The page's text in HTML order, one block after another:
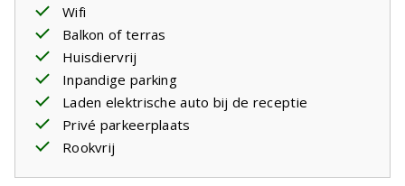
Wifi
Balkon of terras
Huisdiervrij
Inpandige parking
Laden elektrische auto bij de receptie
Privé parkeerplaats
Rookvrij